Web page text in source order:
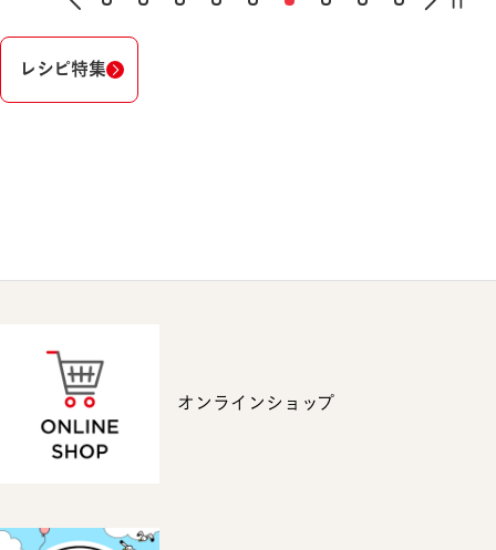
レシピ特集
オンラインショップ